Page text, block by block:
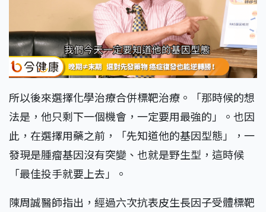
所以後來選擇化學治療合併標靶治療。「那時候的想
法是，他只剩下一個機會，一定要用最強的」。也因
此，在選擇用藥之前，「先知道他的基因型態」，一
發現是腫瘤基因沒有突變、也就是野生型，這時候
「最佳投手就要上去」。
陳周誠醫師指出，經過六次抗表皮生長因子受體標靶